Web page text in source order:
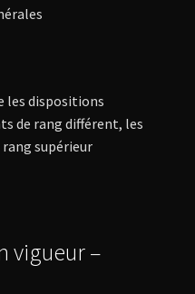
les dispositions
de rang différent, les
supérieur
vigueur –